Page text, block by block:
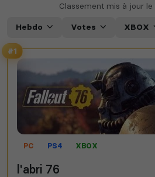
Classement mis à jour le
Hebdo Votes XBOX
#1
PC PS4 XBOX
l'abri 76